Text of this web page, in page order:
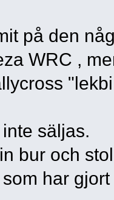
på den
WRC ,
säljas.
bur och
har